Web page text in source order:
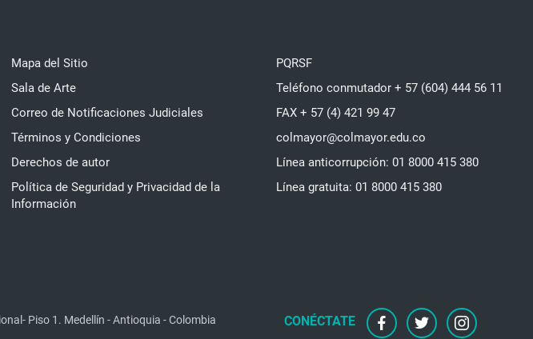
Mapa del Sitio
Sala de Arte
Correo de Notificaciones Judiciales
Términos y Condiciones
Derechos de autor
Política de Seguridad y Privacidad de la
Información
PQRSF
Teléfono conmutador + 57 (604) 444 56 11
FAX + 57 (4) 421 99 47
colmayor@colmayor.edu.co
Línea anticorrupción: 01 8000 415 380
Línea gratuita: 01 8000 415 380
Piso 1. Medellín - Antioquia - Colombia